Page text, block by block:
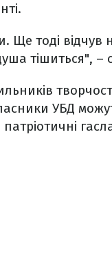
Ще тоді
тішиться", –
УБД